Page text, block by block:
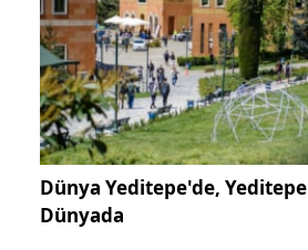
Dünya Yeditepe'de, Yeditepe
Dünyada